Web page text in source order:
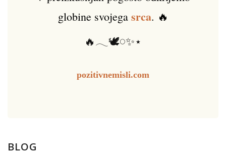
globine svojega srca. 🔥
🔥𓂃🕊️𓏸✨⋆
pozitivnemisli.com
BLOG